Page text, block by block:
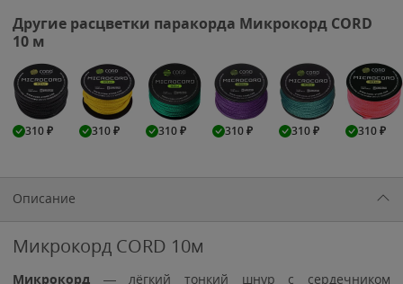
Другие расцветки паракорда Микрокорд CORD
10 м
310₽ 310₽ 310₽ 310₽ 310₽ 310₽
Описание
Микрокорд CORD 10м
Микрокорд — лёгкий тонкий шнур с сердечником